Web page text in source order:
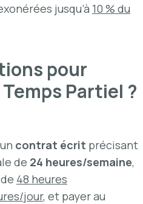
jusqu’à 10 % du
pour
Partiel ?
contrat écrit précisant
de 24 heures/semaine,
48 heures
jour, et payer au